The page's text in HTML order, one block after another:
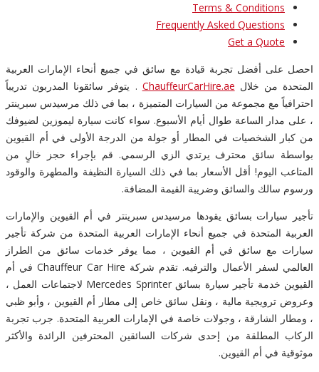
Terms & Conditions
Frequently Asked Questions
Get a Quote
احصل على أفضل تجربة قيادة مع سائق في جميع أنحاء الإمارات العربية
المتحدة من خلال ChauffeurCarHire.ae . يتوفر سائقونا المدربون تدريباً
احترافياً مع مجموعة من السيارات المتميزة ، بما في ذلك مرسيدس سبرينتر
، على مدار الساعة طوال أيام الأسبوع. سواء كانت سيارة ليموزين لضيوفك
من كبار الشخصيات في المطار أو جولة من الدرجة الأولى في أم القيوين
بواسطة سائق محترف يرتدي الزي الرسمي. قم بإجراء حجز خالٍ من
المتاعب اليوم! أقل الأسعار بما في ذلك السيارة النظيفة والمطهرة والوقود
ورسوم سالك والسائق وضريبة القيمة المضافة.
تأجير سيارات بسائق يقودها مرسيدس سبرينتر في أم القيوين والإمارات
العربية المتحدة في جميع أنحاء الإمارات العربية المتحدة من شركة تأجير
سيارات مع سائق في أم القيوين ، مما يوفر خدمات سائق من الطراز
العالمي لسفر الأعمال والترفيه. تقدم شركة Chauffeur Car Hire في أم
القيوين خدمة تأجير سيارة بسائق Mercedes Sprinter لاجتماعات العمل ،
وعروض ترويجية مالية ، ونقل سائق خاص إلى مطار أم القيوين ، وأبو ظبي
، ومطار الشارقة ، وجولات خاصة في الإمارات العربية المتحدة. جرب تجربة
الركاب المطلقة من إحدى شركات السائقين المحترفين الرائدة والأكثر
موثوقية في أم القيوين.